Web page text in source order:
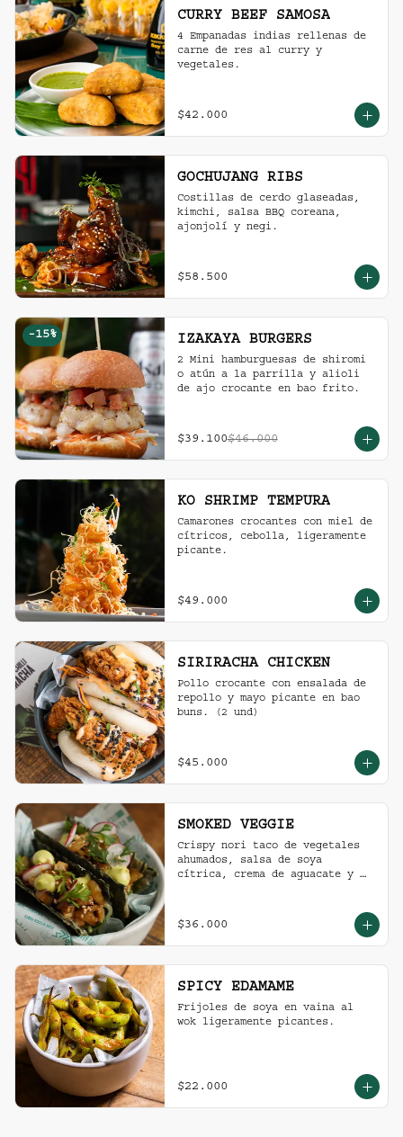
CURRY BEEF SAMOSA
4 Empanadas indias rellenas de
carne de res al curry y
vegetales.
$42.000
GOCHUJANG RIBS
Costillas de cerdo glaseadas,
kimchi, salsa BBQ coreana,
ajonjolí y negi.
$58.500
-15% IZAKAYA BURGERS
2 Mini hamburguesas de shiromi
o atún a la parrilla y alioli
de ajo crocante en bao frito.
$39.100$46.000
KO SHRIMP TEMPURA
Camarones crocantes con miel de
cítricos, cebolla, ligeramente
picante.
$49.000
SIRIRACHA CHICKEN
Pollo crocante con ensalada de
repollo y mayo picante en bao
buns. (2 und)
$45.000
SMOKED VEGGIE
Crispy nori taco de vegetales
ahumados, salsa de soya
cítrica, crema de aguacate y
$36.000
SPICY EDAMAME
Frijoles de soya en vaina al
wok ligeramente picantes.
$22.000